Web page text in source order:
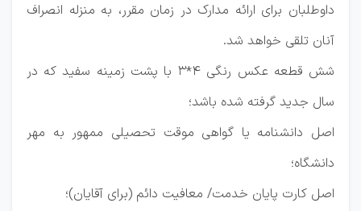
داوطلبان برای ارائه مدارک در زمان مقرر، به منزله انصراف
آنان تلقی خواهد شد.
شش قطعه عكس رنگی 4*3 با پشت زمينه سفيد كه در
سال جديد گرفته شده باشد؛
اصل دانشنامه يا گواهی موقت تحصيلی ممهور به مهر
دانشگاه؛
اصل كارت پايان خدمت/ معافيت دائم (برای آقايان)؛